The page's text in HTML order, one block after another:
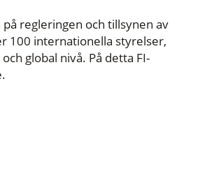
regleringen och tillsynen av
100 internationella styrelser,
global nivå. På detta FI-